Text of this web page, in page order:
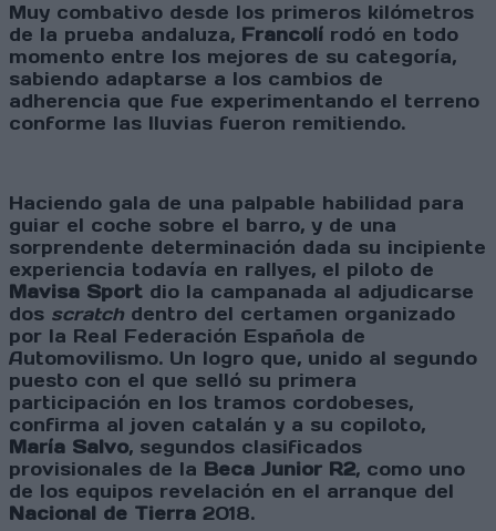
Muy combativo desde los primeros kilómetros
de la prueba andaluza, Francolí rodó en todo
momento entre los mejores de su categoría,
sabiendo adaptarse a los cambios de
adherencia que fue experimentando el terreno
conforme las lluvias fueron remitiendo.
Haciendo gala de una palpable habilidad para
guiar el coche sobre el barro, y de una
sorprendente determinación dada su incipiente
experiencia todavía en rallyes, el piloto de
Mavisa Sport dio la campanada al adjudicarse
dos scratch dentro del certamen organizado
por la Real Federación Española de
Automovilismo. Un logro que, unido al segundo
puesto con el que selló su primera
participación en los tramos cordobeses,
confirma al joven catalán y a su copiloto,
María Salvo, segundos clasificados
provisionales de la Beca Junior R2, como uno
de los equipos revelación en el arranque del
Nacional de Tierra 2018.